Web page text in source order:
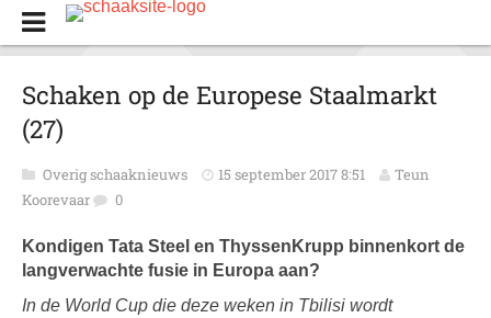
Schaken op de Europese Staalmarkt
(27)
Overig schaaknieuws 15 september 2017 8:51
Teun
Koorevaar
0
Kondigen Tata Steel en ThyssenKrupp binnenkort de
langverwachte fusie in Europa aan?
In de World Cup die deze weken in Tbilisi wordt